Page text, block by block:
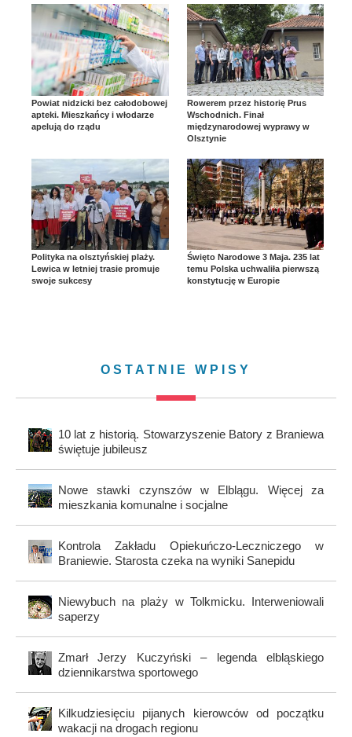
Powiat nidzicki bez całodobowej
apteki. Mieszkańcy i włodarze
apelują do rządu
Rowerem przez historię Prus
Wschodnich. Finał
międzynarodowej wyprawy w
Olsztynie
Polityka na olsztyńskiej plaży.
Lewica w letniej trasie promuje
swoje sukcesy
Święto Narodowe 3 Maja. 235 lat
temu Polska uchwaliła pierwszą
konstytucję w Europie
OSTATNIE WPISY
10 lat z historią. Stowarzyszenie Batory z Braniewa
świętuje jubileusz
Nowe stawki czynszów w Elblągu. Więcej za
mieszkania komunalne i socjalne
Kontrola Zakładu Opiekuńczo-Leczniczego w
Braniewie. Starosta czeka na wyniki Sanepidu
Niewybuch na plaży w Tolkmicku. Interweniowali
saperzy
Zmarł Jerzy Kuczyński – legenda elbląskiego
dziennikarstwa sportowego
Kilkudziesięciu pijanych kierowców od początku
wakacji na drogach regionu